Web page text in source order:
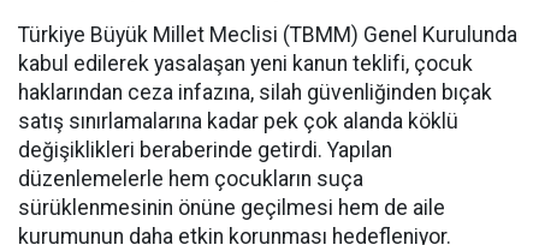
Türkiye Büyük Millet Meclisi (TBMM) Genel Kurulunda
kabul edilerek yasalaşan yeni kanun teklifi, çocuk
haklarından ceza infazına, silah güvenliğinden bıçak
satış sınırlamalarına kadar pek çok alanda köklü
değişiklikleri beraberinde getirdi. Yapılan
düzenlemelerle hem çocukların suça
sürüklenmesinin önüne geçilmesi hem de aile
kurumunun daha etkin korunması hedefleniyor.